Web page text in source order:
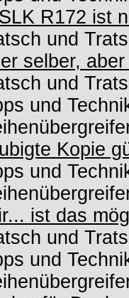
R172 ist
und
selber,
und
und
Kopie
und
ist das
und
und